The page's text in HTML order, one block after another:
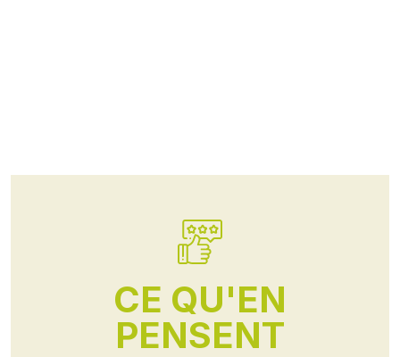
CE QU'EN
PENSENT